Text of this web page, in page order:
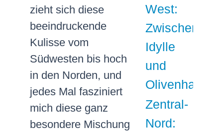
zieht sich diese
beeindruckende
Kulisse vom
Südwesten bis hoch
in den Norden, und
jedes Mal fasziniert
mich diese ganz
besondere Mischung
West:
Zwischen
Idylle
und
Olivenhainen
Zentral-
Nord: